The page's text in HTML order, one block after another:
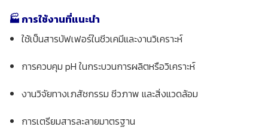
🏭 การใช้งานที่แนะนำ
ใช้เป็นสารบัฟเฟอร์ในชีวเคมีและงานวิเคราะห์
การควบคุม pH ในกระบวนการผลิตหรือวิเคราะห์
งานวิจัยทางเภสัชกรรม ชีวภาพ และสิ่งแวดล้อม
การเตรียมสารละลายมาตรฐาน